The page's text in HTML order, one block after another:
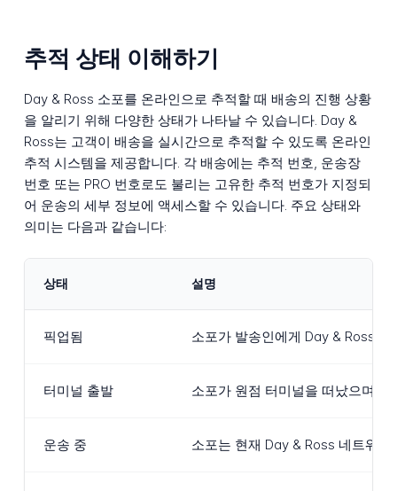
추적 상태 이해하기
Day & Ross 소포를 온라인으로 추적할 때 배송의 진행 상황
을 알리기 위해 다양한 상태가 나타날 수 있습니다. Day &
Ross는 고객이 배송을 실시간으로 추적할 수 있도록 온라인
추적 시스템을 제공합니다. 각 배송에는 추적 번호, 운송장
번호 또는 PRO 번호로도 불리는 고유한 추적 번호가 지정되
어 운송의 세부 정보에 액세스할 수 있습니다. 주요 상태와
의미는 다음과 같습니다:
상태 설명
픽업됨 소포가 발송인에게 Day & Ross에
터미널 출발 소포가 원점 터미널을 떠났으며
운송 중 소포는 현재 Day & Ross 네트워